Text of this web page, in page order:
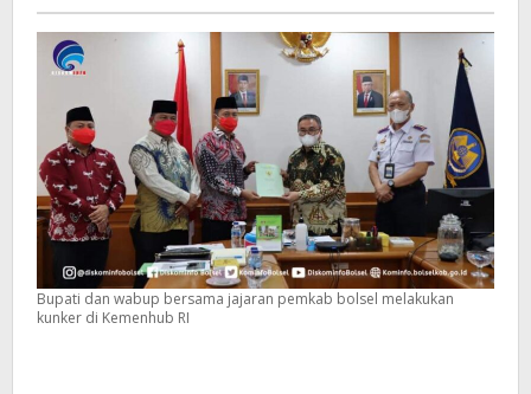
Terminal
Tipe
Bupati dan wabup bersama jajaran pemkab bolsel melakukan
kunker di Kemenhub RI